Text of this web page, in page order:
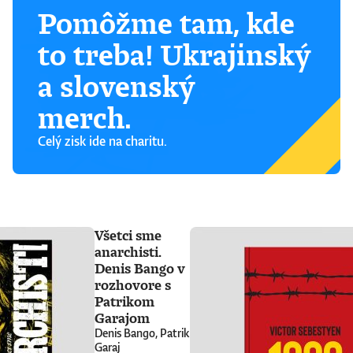
Pomôžme tam, kde
to treba! Ukrajinský
a slovenský
merch.
Celý zisk ide na charitu.
Všetci sme
anarchisti.
Denis Bango v
rozhovore s
Patrikom
Garajom
Denis Bango, Patrik
Garaj